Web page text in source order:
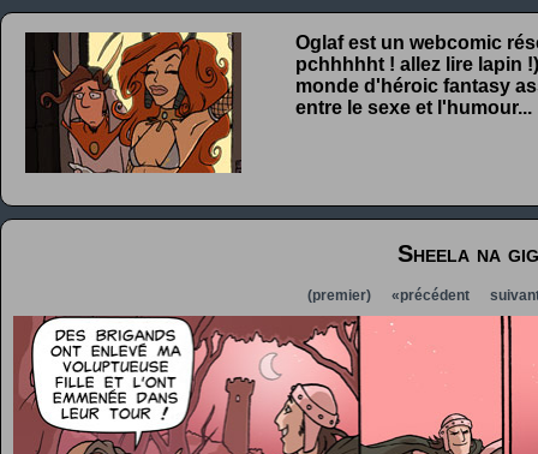
Oglaf est un webcomic
pchhhhht ! allez lire lapin
monde d'héroic fantasy
entre le sexe et l'humour...
Sheela na gig
(premier) «précédent